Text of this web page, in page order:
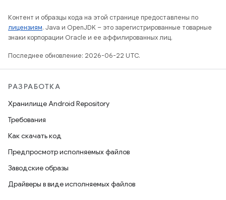
Контент и образцы кода на этой странице предоставлены по
лицензиям. Java и OpenJDK – это зарегистрированные товарные
знаки корпорации Oracle и ее аффилированных лиц.
Последнее обновление: 2026-06-22 UTC.
РАЗРАБОТКА
Хранилище Android Repository
Требования
Как скачать код
Предпросмотр исполняемых файлов
Заводские образы
Драйверы в виде исполняемых файлов